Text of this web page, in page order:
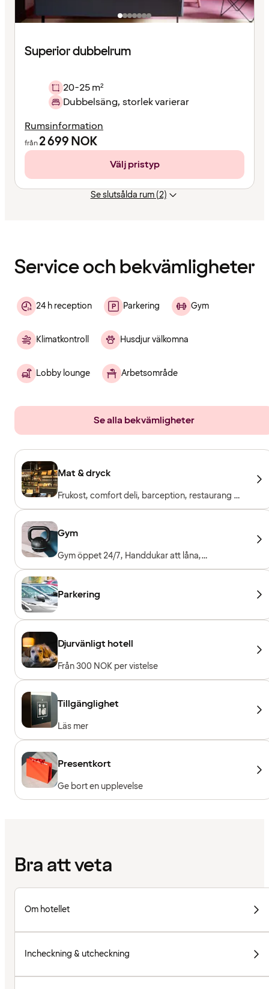
Superior dubbelrum
20-25 m²
Dubbelsäng, storlek varierar
Rumsinformation
från2 699NOK
Välj pristyp
Se slutsålda rum (2)
Service och bekvämligheter
24 h reception Parkering Gym
Klimatkontroll Husdjur välkomna
Lobby lounge Arbetsområde
Se alla bekvämligheter
Mat & dryck
Frukost, comfort deli, barception, restaurang &
bar
Gym
Gym öppet 24/7, Handdukar att låna,
Träningsmaskiner, Konditionsmaskiner, Fria vikter
Parkering
Djurvänligt hotell
Från 300 NOK per vistelse
Tillgänglighet
Läs mer
Presentkort
Ge bort en upplevelse
Bra att veta
Om hotellet
Incheckning & utcheckning